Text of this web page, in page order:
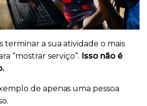
terminar a sua atividade o mais
“mostrar serviço”. Isso não é
de apenas uma pessoa